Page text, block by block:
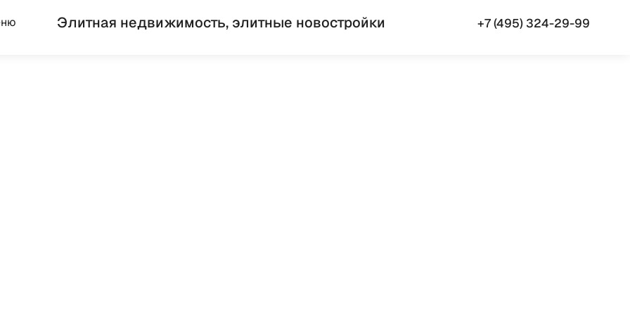
Элитная недвижимость, элитные новостройки +7 (495) 324-29-99